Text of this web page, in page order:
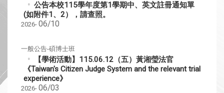
公告本校115學年度第1學期中、英文註冊通知單
(如附件1、2），請查照。
2026- 06/10
一般公告-碩博士班
【學術活動】115.06.12（五）黃湘瑩法官
《Taiwan's Citizen Judge System and the relevant trial
experience》
2026- 06/03